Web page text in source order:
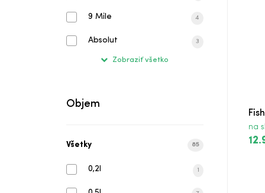
Kurant Crystal Vodka
Kurant Crystal Vodka
Caviaroff Vodka
Savage Rabbit Vodka
Absolut Haring
9 Mile 4
Absolut 3
Zobraziť všetko
Objem
Všetky 85
0,2l 1
na